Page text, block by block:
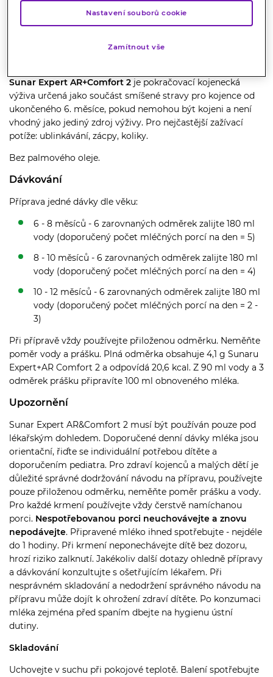
Cena za 1 g : 0.61 Kč
Sunar Expert AR+Comfort 2 je pokračovací kojenecká
výživa určená jako součást smíšené stravy pro kojence od
ukončeného 6. měsíce, pokud nemohou být kojeni a není
vhodný jako jediný zdroj výživy. Pro nejčastější zažívací
potíže: ublinkávání, zácpy, koliky.
Bez palmového oleje.
Dávkování
Příprava jedné dávky dle věku:
6 - 8 měsíců - 6 zarovnaných odměrek zalijte 180 ml
vody (doporučený počet mléčných porcí na den = 5)
8 - 10 měsíců - 6 zarovnaných odměrek zalijte 180 ml
vody (doporučený počet mléčných porcí na den = 4)
10 - 12 měsíců - 6 zarovnaných odměrek zalijte 180 ml
vody (doporučený počet mléčných porcí na den = 2 -
3)
Při přípravě vždy používejte přiloženou odměrku. Neměňte
poměr vody a prášku. Plná odměrka obsahuje 4,1 g Sunaru
Expert+AR Comfort 2 a odpovídá 20,6 kcal. Z 90 ml vody a 3
odměrek prášku připravíte 100 ml obnoveného mléka.
Upozornění
Sunar Expert AR&Comfort 2 musí být používán pouze pod
lékařským dohledem. Doporučené denní dávky mléka jsou
orientační, řiďte se individuální potřebou dítěte a
doporučením pediatra. Pro zdraví kojenců a malých dětí je
důležité správné dodržování návodu na přípravu, používejte
pouze přiloženou odměrku, neměňte poměr prášku a vody.
Pro každé krmení používejte vždy čerstvě namíchanou
porci. Nespotřebovanou porci neuchovávejte a znovu
nepodávejte. Připravené mléko ihned spotřebujte - nejdéle
do 1 hodiny. Při krmení neponechávejte dítě bez dozoru,
hrozí riziko zalknutí. Jakékoliv další dotazy ohledně přípravy
a dávkování konzultujte s ošetřujícím lékařem. Při
nesprávném skladování a nedodržení správného návodu na
přípravu může dojít k ohrožení zdraví dítěte. Po konzumaci
mléka zejména před spaním dbejte na hygienu ústní
dutiny.
Skladování
Uchovejte v suchu při pokojové teplotě. Balení spotřebujte
Nastavení souborů cookie
Zamítnout vše